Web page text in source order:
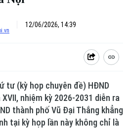
12/06/2026, 14:39
tư (kỳ họp chuyên đề) HĐND
nhiệm kỳ 2026-2031 diễn ra
thành phố Vũ Đại Thắng khẳng
tại kỳ họp lần này không chỉ là